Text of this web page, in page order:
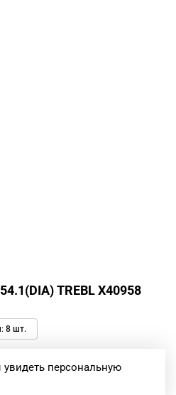
TREBL X40958
8 шт.
увидеть персональную